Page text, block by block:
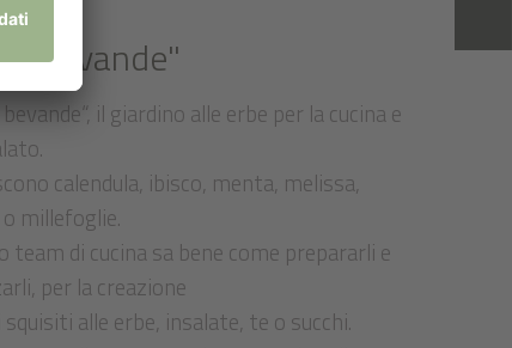
e bevande"
il giardino alle erbe per la cucina e
calendula, ibisco, menta, melissa,
millefoglie.
team di cucina sa bene come prepararli e
per la creazione
alle erbe, insalate, te o succhi.